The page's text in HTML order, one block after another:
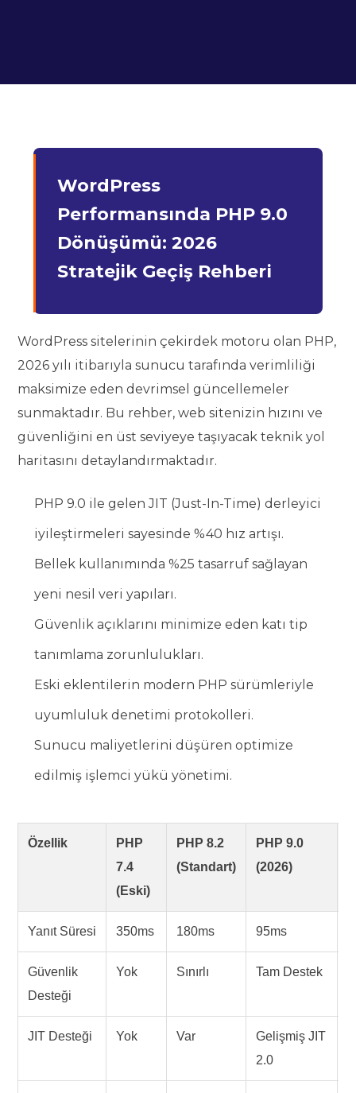
WordPress
Performansında PHP 9.0
Dönüşümü: 2026
Stratejik Geçiş Rehberi
WordPress sitelerinin çekirdek motoru olan PHP,
2026 yılı itibarıyla sunucu tarafında verimliliği
maksimize eden devrimsel güncellemeler
sunmaktadır. Bu rehber, web sitenizin hızını ve
güvenliğini en üst seviyeye taşıyacak teknik yol
haritasını detaylandırmaktadır.
PHP 9.0 ile gelen JIT (Just-In-Time) derleyici
iyileştirmeleri sayesinde %40 hız artışı.
Bellek kullanımında %25 tasarruf sağlayan
yeni nesil veri yapıları.
Güvenlik açıklarını minimize eden katı tip
tanımlama zorunlulukları.
Eski eklentilerin modern PHP sürümleriyle
uyumluluk denetimi protokolleri.
Sunucu maliyetlerini düşüren optimize
edilmiş işlemci yükü yönetimi.
Özellik
PHP
7.4
(Eski)
PHP 8.2
(Standart)
PHP 9.0
(2026)
Yanıt Süresi 350ms 180ms 95ms
Güvenlik
Desteği
Yok Sınırlı Tam Destek
JIT Desteği Yok Var
Gelişmiş JIT
2.0